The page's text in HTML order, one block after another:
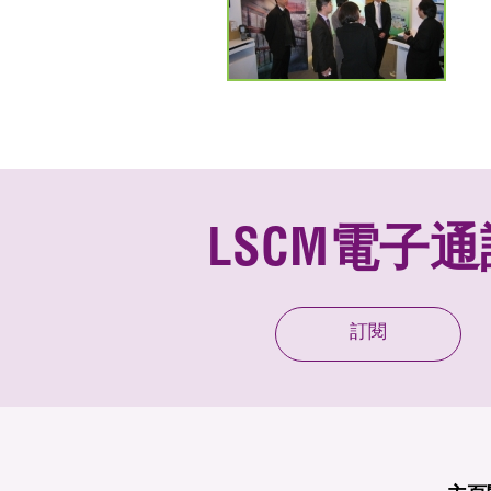
LSCM電子
訂閱